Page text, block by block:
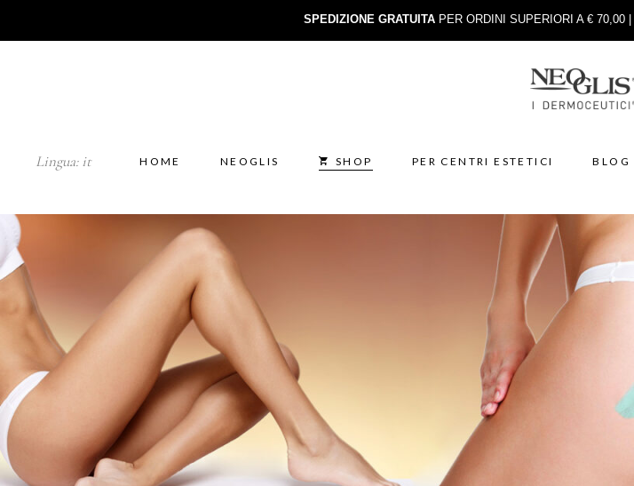
SPEDIZIONE GRATUITA PER ORDINI SUPERIORI A € 70,00 |
Lingua:it HOME NEOGLIS SHOP PER CENTRI ESTETICI BLOG